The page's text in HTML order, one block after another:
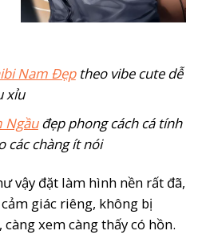
Nam Đẹptheo vibe cute dễ
xỉu
Ngầuđẹp phong cách cá tính
các chàng ít nói
vậy đặt làm hình nền rất đã,
giác riêng, không bị
xem càng thấy có hồn.